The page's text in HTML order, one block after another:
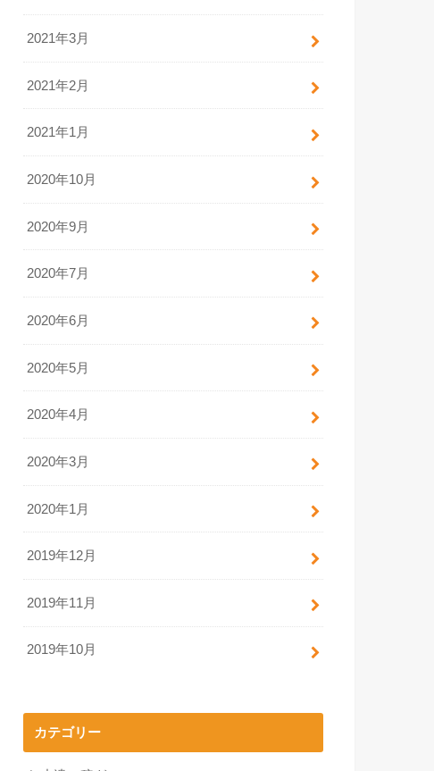
2021年3月
2021年2月
2021年1月
2020年10月
2020年9月
2020年7月
2020年6月
2020年5月
2020年4月
2020年3月
2020年1月
2019年12月
2019年11月
2019年10月
カテゴリー